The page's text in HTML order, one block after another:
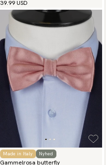
39.99 USD
Made in Italy Nyhed
Gammelrosa butterfly